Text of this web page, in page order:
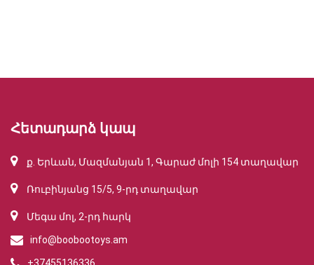
Հետադարձ կապ
ք. Երևան, Մազմանյան 1, Գարաժ մոլի 154 տաղավար
Ռուբինյանց 15/5, 9-րդ տաղավար
Մեգա մոլ, 2-րդ հարկ
info@boobootoys.am